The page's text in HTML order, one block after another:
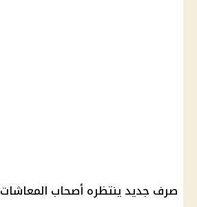
صرف جديد ينتظره أصحاب المعاشات